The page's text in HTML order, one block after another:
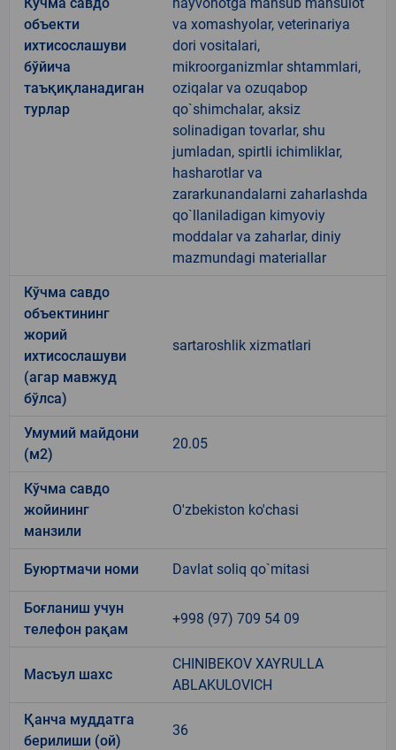
объекти
ихтисослашуви
бўйича
таъқиқланадиган
турлар
va xomashyolar, veterinariya
dori vositalari,
mikroorganizmlar shtammlari,
oziqalar va ozuqabop
qo`shimchalar, aksiz
solinadigan tovarlar, shu
jumladan, spirtli ichimliklar,
hasharotlar va
zararkunandalarni zaharlashda
qo`llaniladigan kimyoviy
moddalar va zaharlar, diniy
mazmundagi materiallar
Кўчма савдо
объектининг
жорий
ихтисослашуви
(агар мавжуд
бўлса)
sartaroshlik xizmatlari
Умумий майдони
(м2)
20.05
Кўчма савдо
жойининг
манзили
O'zbekiston ko'chasi
Буюртмачи номи Davlat soliq qo`mitasi
Боғланиш учун
телефон рақам
+998 (97) 709 54 09
Масъул шахс
CHINIBEKOV XAYRULLA
ABLAKULOVICH
Қанча муддатга
берилиши (ой)
36